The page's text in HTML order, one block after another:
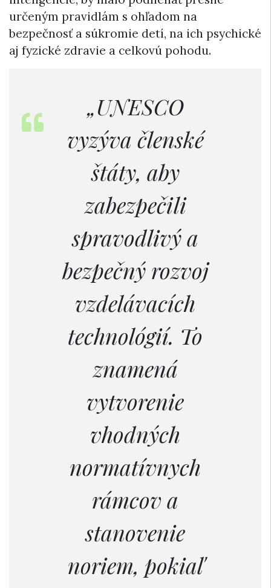
určeným pravidlám s ohľadom na
bezpečnosť a súkromie detí, na ich psychické
aj fyzické zdravie a celkovú pohodu.
„UNESCO
vyzýva členské
štáty, aby
zabezpečili
spravodlivý a
bezpečný rozvoj
vzdelávacích
technológií. To
znamená
vytvorenie
vhodných
normatívnych
rámcov a
stanovenie
noriem, pokiaľ